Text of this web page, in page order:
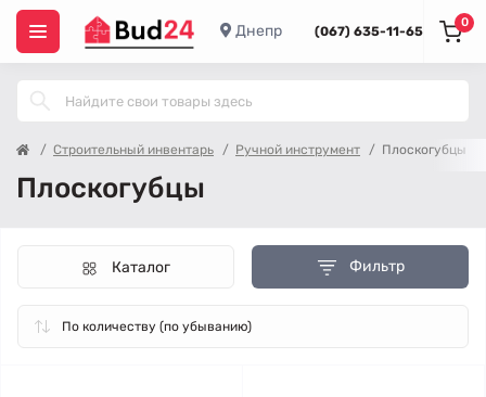
Днепр (067) 635-11-65
0
Строительный инвентарь Ручной инструмент Плоскогубцы
Плоскогубцы
Фильтр
Каталог